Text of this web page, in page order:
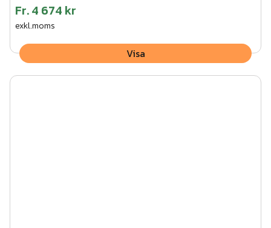
Fr.4 674 kr
exkl.moms
Visa